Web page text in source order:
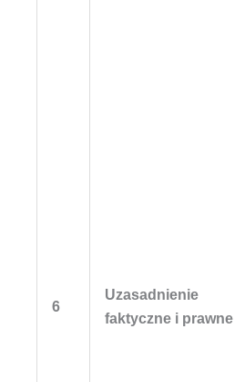
6
Uzasadnienie
faktyczne i prawne